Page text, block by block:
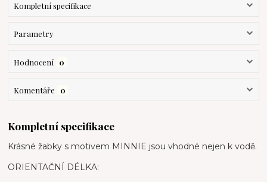
Kompletní specifikace
Parametry
Hodnocení 0
Komentáře 0
Kompletní specifikace
Krásné žabky s motivem MINNIE jsou vhodné nejen k vodě.
ORIENTAČNÍ DÉLKA: